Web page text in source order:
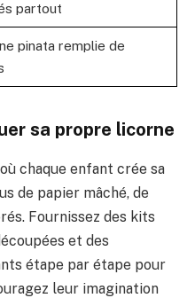
partout
pinata remplie de
sa propre licorne
chaque enfant crée sa
de papier mâché, de
Fournissez des kits
et des
étape par étape pour
leur imagination